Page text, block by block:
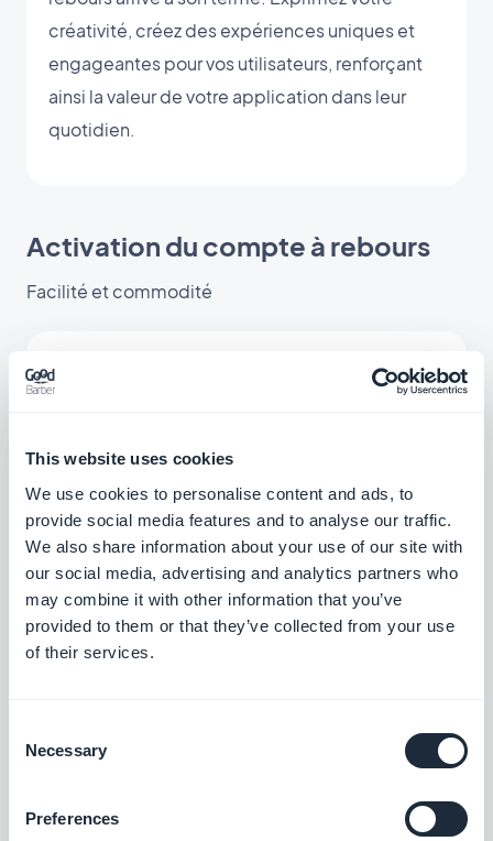
This website uses cookies
We use cookies to personalise content and ads, to
provide social media features and to analyse our traffic.
We also share information about your use of our site with
our social media, advertising and analytics partners who
may combine it with other information that you’ve
provided to them or that they’ve collected from your use
of their services.
Selection
Necessary
Preferences
créativité, créez des expériences uniques et
engageantes pour vos utilisateurs, renforçant
ainsi la valeur de votre application dans leur
quotidien.
Activation du compte à rebours
Facilité et commodité
L'activation de l'extension Compte à rebours
activer cette fonctionnalité en un seul clic. Une
d'accueil est tout aussi facile. Choisissez les